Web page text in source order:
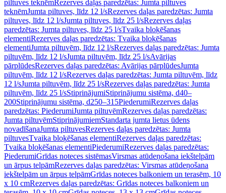
piltuves teknēmRezerves daļas paredzētas: Jumta piltuves
teknēmJumta piltuves, līdz 12 l/sRezerves daļas paredzētas: Jumta
piltuves, līdz 12 l/sJumta piltuves, līdz 25 l/sRezerves daļas
paredzētas: Jumta piltuves, līdz 25 l/sTvaika bloķēšanas
elementiRezerves daļas paredzētas: Tvaika bloķēšanas
elementiJumta piltuvēm, līdz 12 l/sRezerves daļas paredzētas: Jumta
piltuvēm, līdz 12 l/sJumta piltuvēm, līdz 25 l/sAvārijas
pārplūdesRezerves daļas paredzētas: Avārijas pārplūdesJumta
piltuvēm, līdz 12 l/sRezerves daļas paredzētas: Jumta piltuvēm, līdz
12 l/sJumta piltuvēm, līdz 25 l/sRezerves daļas paredzētas: Jumta
piltuvēm, līdz 25 l/sStiprinājumiStiprinājumu sistēma, d40–
200Stiprinājumu sistēma, d250–315PiederumiRezerves daļas
paredzētas: PiederumiJumta piltuvēmRezerves daļas paredzētas:
Jumta piltuvēmStiprinājumiemStandarta jumta lietus ūdens
novadīšanaJumta piltuvesRezerves daļas paredzētas: Jumta
piltuvesTvaika bloķēšanas elementiRezerves daļas paredzētas:
Tvaika bloķēšanas elementiPiederumiRezerves daļas paredzētas:
PiederumiGrīdas noteces sistēmasVirsmas atūdeņošana iekštelpām
un ārpus telpāmRezerves daļas paredzētas: Virsmas atūdeņošana
iekštelpām un ārpus telpāmGrīdas noteces balkoniem un terasēm, 10
x 10 cmRezerves daļas paredzētas: Grīdas noteces balkoniem un